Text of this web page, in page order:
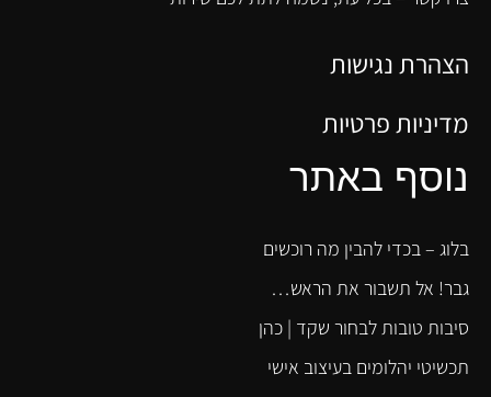
הצהרת נגישות
מדיניות פרטיות
נוסף באתר
בלוג – בכדי להבין מה רוכשים
גבר! אל תשבור את הראש…
סיבות טובות לבחור שקד | כהן
תכשיטי יהלומים בעיצוב אישי